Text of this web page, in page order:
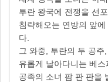
투란 왕국에 전쟁을 선포
침략해오는 연방의 앞
다.
그 와중, 투란의 두 공
유롭게 날아다니는 베
공족의 소녀 팜 판 판을